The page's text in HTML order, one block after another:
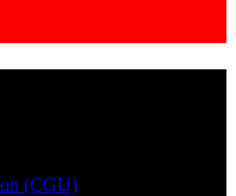
(CGU)